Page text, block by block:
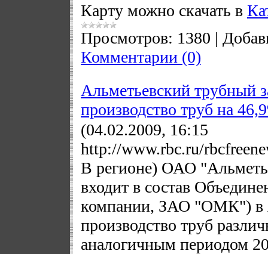
Карту можно скачать в
Просмотров: 1380 |
Комментарии (0)
Альметьевский трубный
производство труб на
(04.02.2009, 16:15
http://www.rbc.ru/
В регионе) ОАО
входит в состав
компании, ЗАО "ОМК") в
производство труб
аналогичным периодом